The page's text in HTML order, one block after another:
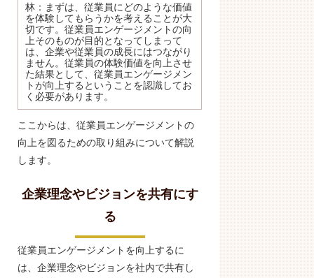
林：まずは、従業員にどのような価値
を体験してもらうかを考えることが大
切です。従業員エンゲージメントの向
上そのものが目的となってしまって
は、企業や従業員の成長にはつながり
ません。従業員の体験価値を向上させ
た結果として、従業員エンゲージメン
トが向上するということを認識してお
く必要があります。
ここからは、従業員エンゲージメントの
向上を図るための取り組みについて解説
します。
企業理念やビジョンを共有にす
る
従業員エンゲージメントを向上するに
は、企業理念やビジョンを社内で共有し